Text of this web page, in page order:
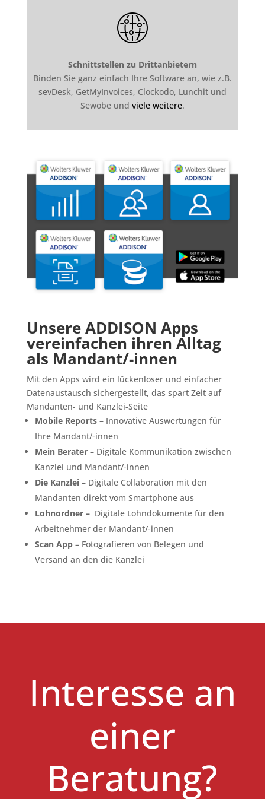
Schnittstellen zu Drittanbietern
Binden Sie ganz einfach Ihre Software an, wie z.B.
sevDesk, GetMyInvoices, Clockodo, Lunchit und
Sewobe und viele weitere.
Unsere ADDISON Apps
vereinfachen ihren Alltag
als Mandant/-innen
Mit den Apps wird ein lückenloser und einfacher
Datenaustausch sichergestellt, das spart Zeit auf
Mandanten- und Kanzlei-Seite
Mobile Reports – Innovative Auswertungen für
Ihre Mandant/-innen
Mein Berater – Digitale Kommunikation zwischen
Kanzlei und Mandant/-innen
Die Kanzlei – Digitale Collaboration mit den
Mandanten direkt vom Smartphone aus
Lohnordner – Digitale Lohndokumente für den
Arbeitnehmer der Mandant/-innen
Scan App – Fotografieren von Belegen und
Versand an den die Kanzlei
Interesse an
einer
Beratung?